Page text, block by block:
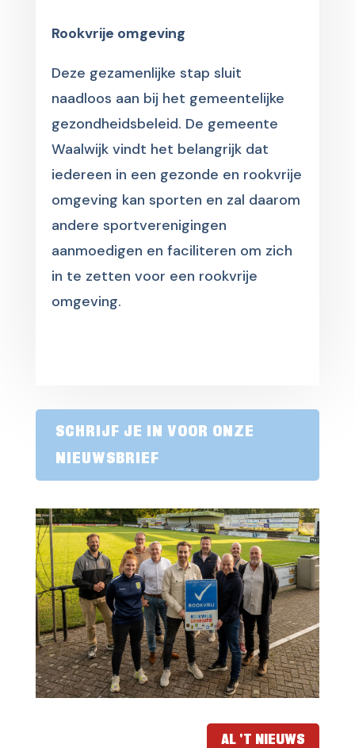
Rookvrije omgeving
Deze gezamenlijke stap sluit
naadloos aan bij het gemeentelijke
gezondheidsbeleid. De gemeente
Waalwijk vindt het belangrijk dat
iedereen in een gezonde en rookvrije
omgeving kan sporten en zal daarom
andere sportverenigingen
aanmoedigen en faciliteren om zich
in te zetten voor een rookvrije
omgeving.
SCHRIJF JE IN VOOR ONZE
NIEUWSBRIEF
AL 'T NIEUWS